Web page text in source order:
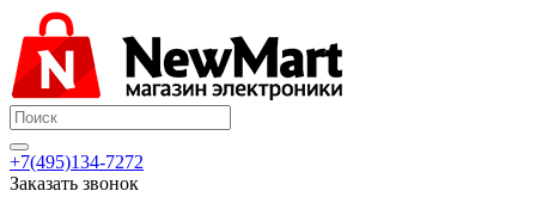
+7(495)134-7272
Заказать звонок